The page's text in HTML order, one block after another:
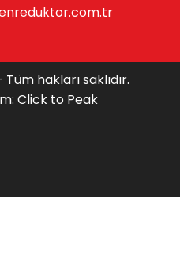
hakları saklıdır.
Click to Peak